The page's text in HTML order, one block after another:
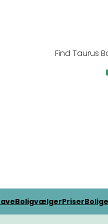
Find Taurus
BoligvælgerPriser